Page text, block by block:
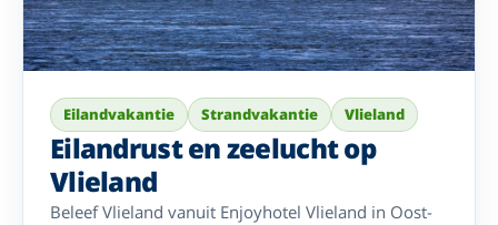
Eilandvakantie Strandvakantie Vlieland
Eilandrust en zeelucht op
Vlieland
Beleef Vlieland vanuit Enjoyhotel Vlieland in Oost-